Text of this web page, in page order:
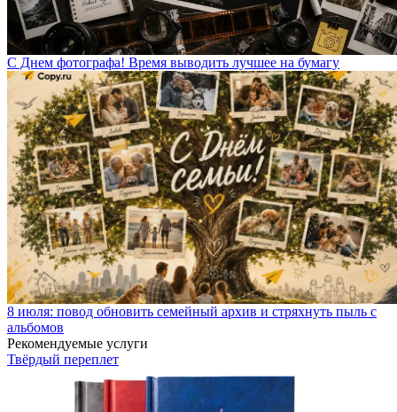
С Днем фотографа! Время выводить лучшее на бумагу
8 июля: повод обновить семейный архив и стряхнуть пыль с
альбомов
Рекомендуемые услуги
Твёрдый переплет